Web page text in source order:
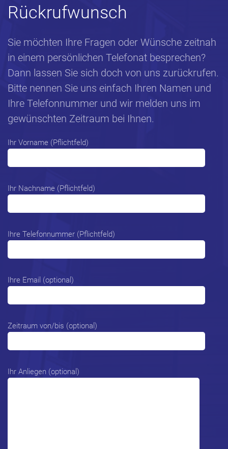
Rückrufwunsch
Sie möchten Ihre Fragen oder Wünsche zeitnah
in einem persönlichen Telefonat besprechen?
Dann lassen Sie sich doch von uns zurückrufen.
Bitte nennen Sie uns einfach Ihren Namen und
Ihre Telefonnummer und wir melden uns im
gewünschten Zeitraum bei Ihnen.
Ihr Vorname (Pflichtfeld)
Ihr Nachname (Pflichtfeld)
Ihre Telefonnummer (Pflichtfeld)
Ihre Email (optional)
Zeitraum von/bis (optional)
Ihr Anliegen (optional)